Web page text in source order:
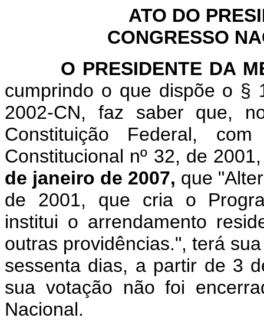
ATO DO
CONGRESSO
O PRESIDENTE DA
cumprindo o que dispõe o §
2002-CN, faz saber que,
Constituição Federal,
Constitucional nº 32, de
de janeiro de 2007, que "
de 2001, que cria o
institui o arrendamento
outras providências.", terá
sessenta dias, a partir de 3
sua votação não foi
Nacional.